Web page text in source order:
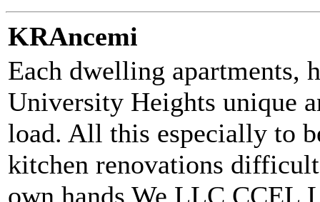
KRAncemi
Each dwelling apartments,
University Heights unique
load. All this especially to
kitchen renovations
own hands We LLC CCEL